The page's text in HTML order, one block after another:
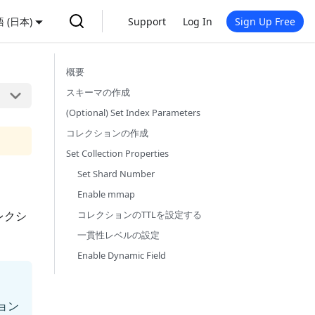
(日本) Support Log In Sign Up Free
クシ
ン
概要
スキーマの作成
(Optional) Set Index Parameters
コレクションの作成
Set Collection Properties
Set Shard Number
Enable mmap
コレクションのTTLを設定する
一貫性レベルの設定
Enable Dynamic Field